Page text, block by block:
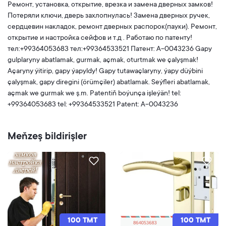
Ремонт, установка, открытие, врезка и замена дверных замков!
Потеряли ключи, дверь захлопнулась! Замена дверных ручек,
сердцевин накладок, ремонт дверных распорок(пауки). Ремонт,
открытие и настройка сейфов и т.д . Работаю по патенту!
тел:+99364053683 тел:+99364533521 Патент: A-0043236 Gapy
gulplaryny abatlamak, gurmak, açmak, oturtmak we çalyşmak!
Açaryny ýitirip, gapy ýapyldy! Gapy tutawaçlaryny, ýapy düýbini
çalyşmak, gapy diregini (örümçiler) abatlamak. Seýfleri abatlamak,
açmak we gurmak we ş.m. Patentiň boýunça işleýän! tel:
+99364053683 tel: +99364533521 Patent: A-0043236
Meňzeş bildirişler
100 TMT 100 TMT